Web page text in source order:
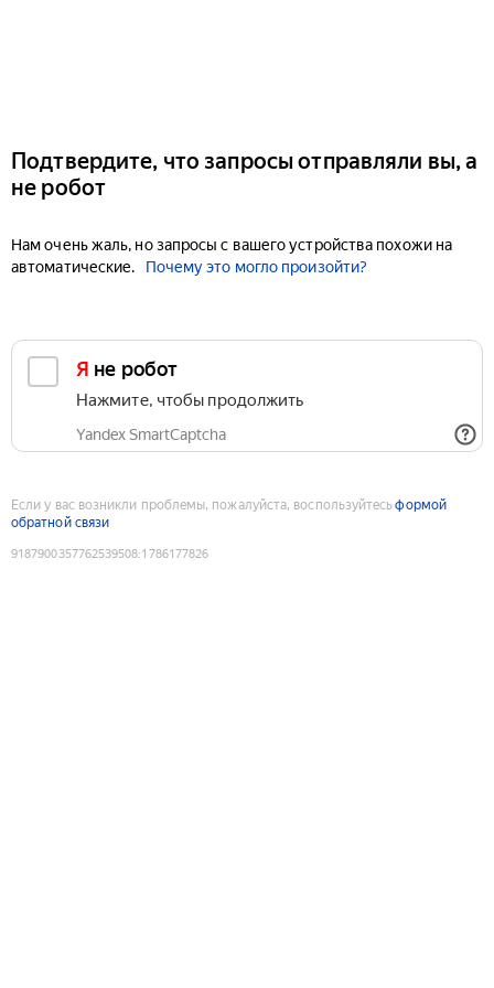
Подтвердите, что запросы отправляли вы, а
не робот
Нам очень жаль, но запросы с вашего устройства похожи на
автоматические.
Почему это могло произойти?
Я не робот
Нажмите, чтобы продолжить
Yandex SmartCaptcha
Если у вас возникли проблемы, пожалуйста, воспользуйтесьформой
обратной связи
9187900357762539508:1786177826